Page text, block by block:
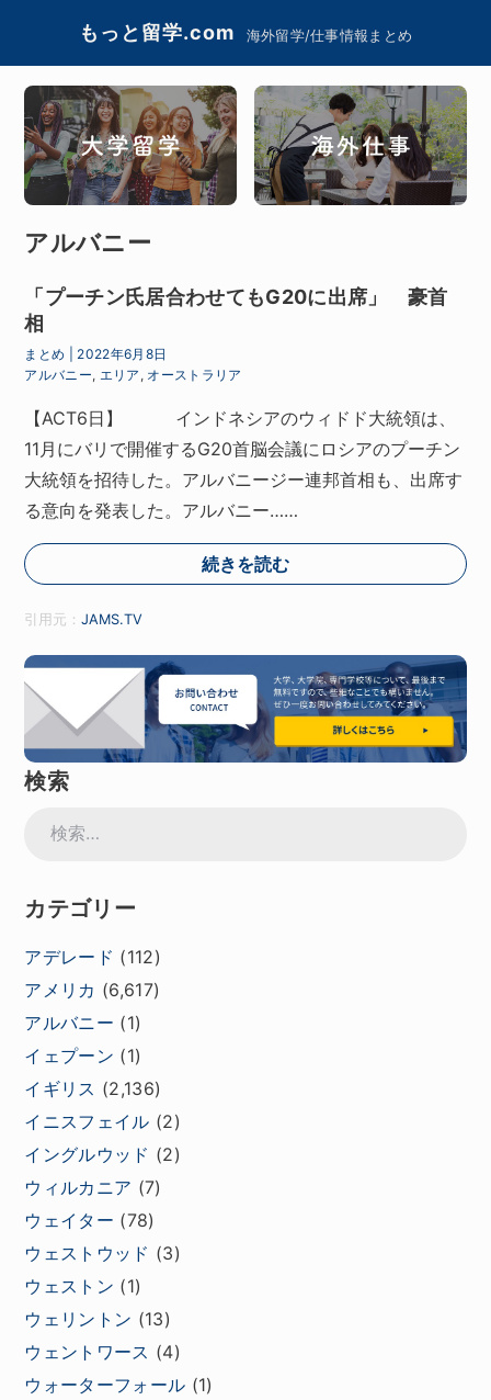
もっと留学.com 海外留学/仕事情報まとめ
アルバニー
「プーチン氏居合わせてもG20に出席」 豪首
相
まとめ
2022年6月8日
アルバニー, エリア , オーストラリア
【ACT6日】 インドネシアのウィドド大統領は、
11月にバリで開催するG20首脳会議にロシアのプーチン
大統領を招待した。アルバニージー連邦首相も、出席す
る意向を発表した。アルバニー……
続きを読む
引用元：JAMS.TV
検索
カテゴリー
アデレード (112)
アメリカ (6,617)
アルバニー (1)
イェプーン (1)
イギリス (2,136)
イニスフェイル (2)
イングルウッド (2)
ウィルカニア (7)
ウェイター (78)
ウェストウッド (3)
ウェストン (1)
ウェリントン (13)
ウェントワース (4)
ウォーターフォール (1)